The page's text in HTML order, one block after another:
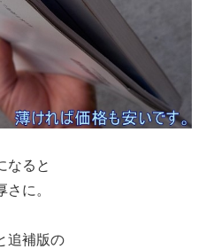
なると
さに。
追補版の